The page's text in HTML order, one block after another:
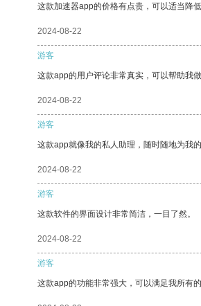
这款加速器app的价格有点贵，可以适当降
2024-08-22
游客
这款app的用户评论非常真实，可以帮助我做
2024-08-22
游客
这款app就像我的私人助理，随时随地为我
2024-08-22
游客
这款软件的界面设计非常简洁，一目了然。
2024-08-22
游客
这款app的功能非常强大，可以满足我所有